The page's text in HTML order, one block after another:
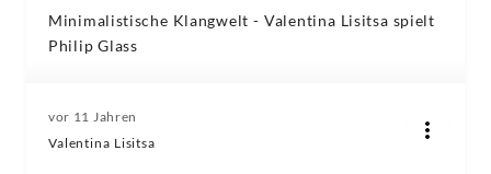
Minimalistische Klangwelt - Valentina Lisitsa spielt
Philip Glass
vor 11 Jahren
Valentina Lisitsa